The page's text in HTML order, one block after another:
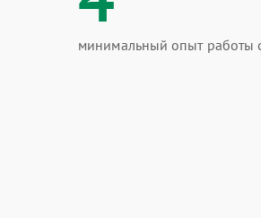
минимальный опыт работы